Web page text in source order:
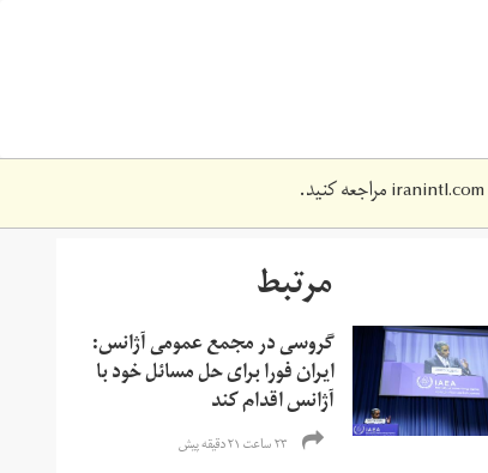
iranintl.comمراجعه کنید.
مرتبط
گروسی در مجمع عمومی آژانس:
ایران فورا برای حل مسائل خود با
آژانس اقدام کند
۲۳ ساعت ۲۱ دقیقه پیش